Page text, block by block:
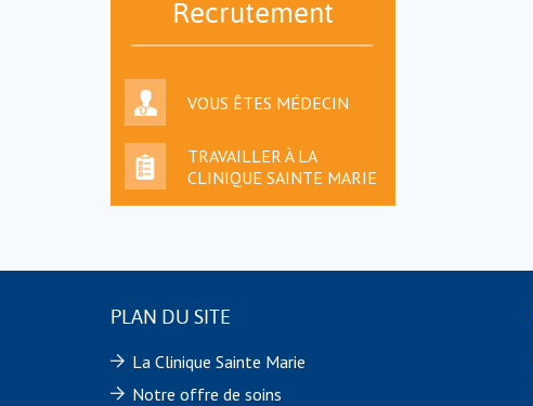
Recrutement
VOUS ÊTES MÉDECIN
TRAVAILLER À LA
CLINIQUE SAINTE MARIE
PLAN DU SITE
La Clinique Sainte Marie
Notre offre de soins